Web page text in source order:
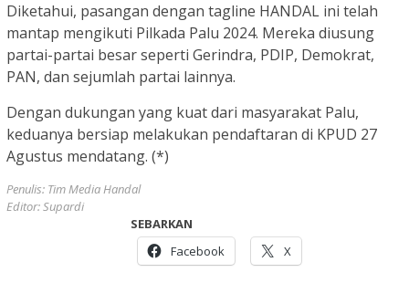
Diketahui, pasangan dengan tagline HANDAL ini telah
mantap mengikuti Pilkada Palu 2024. Mereka diusung
partai-partai besar seperti Gerindra, PDIP, Demokrat,
PAN, dan sejumlah partai lainnya.
Dengan dukungan yang kuat dari masyarakat Palu,
keduanya bersiap melakukan pendaftaran di KPUD 27
Agustus mendatang. (*)
Penulis: Tim Media Handal
Editor: Supardi
SEBARKAN
Facebook
X